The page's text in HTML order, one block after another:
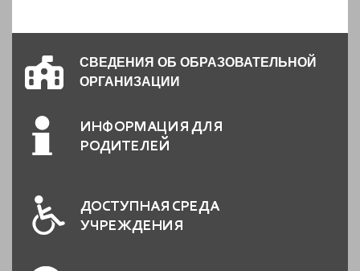
СВЕДЕНИЯ ОБ ОБРАЗОВАТЕЛЬНОЙ
ОРГАНИЗАЦИИ
ИНФОРМАЦИЯ ДЛЯ
РОДИТЕЛЕЙ
ДОСТУПНАЯ СРЕДА
УЧРЕЖДЕНИЯ